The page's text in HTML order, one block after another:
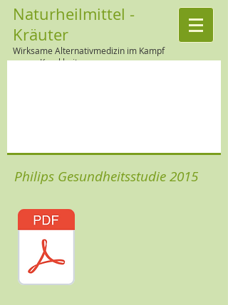
Naturheilmittel -
Kräuter
Wirksame Alternativmedizin im Kampf
gegen Krankheiten
Philips Gesundheitsstudie 2015